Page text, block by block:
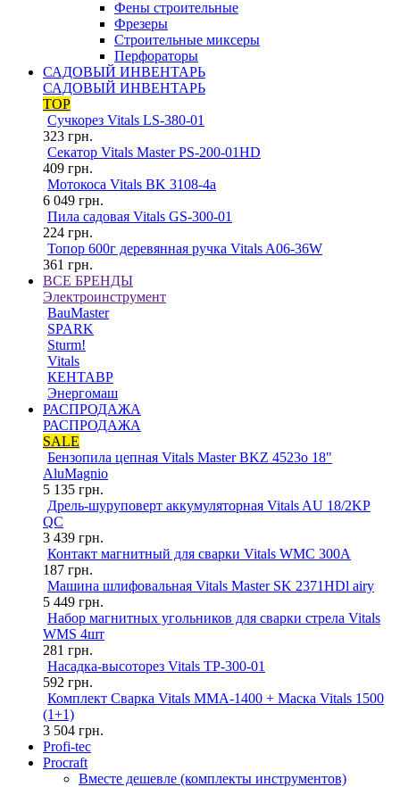
Фены строительные
Фрезеры
Строительные миксеры
Перфораторы
САДОВЫЙ ИНВЕНТАРЬ
САДОВЫЙ ИНВЕНТАРЬ
TOP
Сучкорез Vitals LS-380-01
323 грн.
Секатор Vitals Master PS-200-01HD
409 грн.
Мотокоса Vitals BK 3108-4a
6 049 грн.
Пила садовая Vitals GS-300-01
224 грн.
Топор 600г деревянная ручка Vitals A06-36W
361 грн.
ВСЕ БРЕНДЫ
Электроинструмент
BauMaster
SPARK
Sturm!
Vitals
КЕНТАВР
Энергомаш
РАСПРОДАЖА
РАСПРОДАЖА
SALE
Бензопила цепная Vitals Master BKZ 4523o 18"
AluMagnio
5 135 грн.
Дрель-шуруповерт аккумуляторная Vitals AU 18/2KP
QC
3 439 грн.
Контакт магнитный для сварки Vitals WMC 300A
187 грн.
Машина шлифовальная Vitals Master SK 2371HDl airy
5 449 грн.
Набор магнитных угольников для сварки стрела Vitals
WMS 4шт
281 грн.
Насадка-высоторез Vitals TP-300-01
592 грн.
Комплект Сварка Vitals MMA-1400 + Маска Vitals 1500
(1+1)
3 504 грн.
Profi-tec
Procraft
Вместе дешевле (комплекты инструментов)